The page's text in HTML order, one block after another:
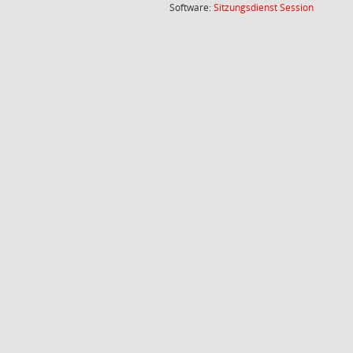
Software:SitzungsdienstSession(Wird in